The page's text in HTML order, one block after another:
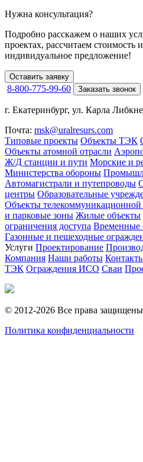
Нужна консультация?
Подробно расскажем о наших
проектах, рассчитаем стоимость
индивидуальное предложение!
Оставить заявку
8-800-775-99-60 Заказать звонок
г. Екатеринбург, ул. Карла
Почта: msk@uralresurs.com
Типовые проекты Объекты ТЭК
Объекты атомной отрасли
Ж/Д станции и пути Морские и
Министерства обороны
Автомагистрали и путепроводы
центры Образовательные
Объекты
и парковые зоны Жилые объекты
ограничения доступа Временные
Газонные и пешеходные
Услуги Проектирование
Компания Наши работы
ТЭК Ограждения ИСО Сваи
© 2012-2026 Все права
Политика конфиденциальности